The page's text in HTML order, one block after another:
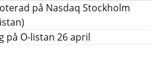
på Nasdaq Stockholm
på O-listan 26 april